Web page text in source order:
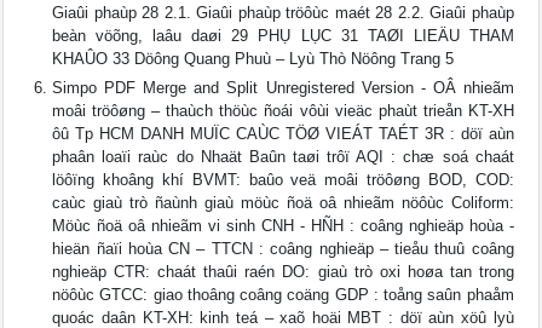
Giaûi phaùp 28 2.1. Giaûi phaùp tröôùc maét 28 2.2. Giaûi phaùp
beàn vöõng, laâu daøi 29 PHỤ LỤC 31 TAØI LIEÄU THAM
KHAÛO 33 Döông Quang Phuù – Lyù Thò Nöông Trang 5
Simpo PDF Merge and Split Unregistered Version - OÂ nhieãm
moâi tröôøng – thaùch thöùc ñoái vôùi vieäc phaùt trieån KT-XH
ôû Tp HCM DANH MUÏC CAÙC TÖØ VIEÁT TAÉT 3R : döï aùn
phaân loaïi raùc do Nhaät Baûn taøi trôï AQI : chæ soá chaát
löôïng khoâng khí BVMT: baûo veä moâi tröôøng BOD, COD:
caùc giaù trò ñaùnh giaù möùc ñoä oâ nhieãm nöôùc Coliform:
Möùc ñoä oâ nhieãm vi sinh CNH - HÑH : coâng nghieäp hoùa -
hieän ñaïi hoùa CN – TTCN : coâng nghieäp – tieåu thuû coâng
nghieäp CTR: chaát thaûi raén DO: giaù trò oxi hoøa tan trong
nöôùc GTCC: giao thoâng coâng coäng GDP : toång saûn phaåm
quoác daân KT-XH: kinh teá – xaõ hoäi MBT : döï aùn xöû lyù